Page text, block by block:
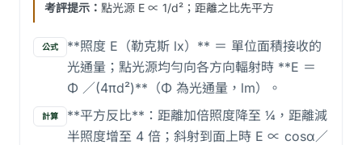
考評提示： 點光源 E ∝ 1/d²；距離之比先平方
公式
**照度 E（勒克斯 lx）** ＝ 單位面積接收的
光通量；點光源均勻向各方向輻射時 **E ＝
Φ ／(4πd²)**（Φ 為光通量，lm）。
計算
**平方反比**：距離加倍照度降至 ¼，距離減
半照度增至 4 倍；斜射到面上時 E ∝ cosα／